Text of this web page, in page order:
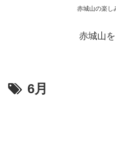
赤城山の楽し
赤城山
6月